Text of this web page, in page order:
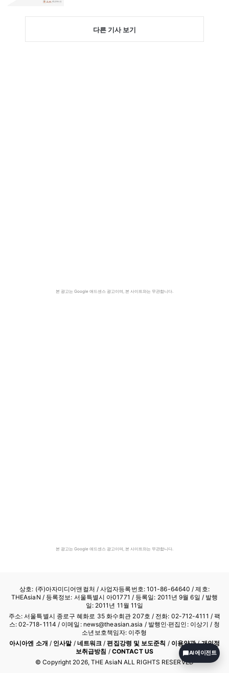
다른 기사 보기
본 광고는 Google 애드센스 광고이며, 본 사이트와는 무관합니다.
본 광고는 Google 애드센스 광고이며, 본 사이트와는 무관합니다.
상호: (주)아자미디어앤컬처 /사업자등록번호: 101-86-64640 / 제호:
THEAsiaN / 등록정보: 서울특별시 아01771 / 등록일: 2011년 9월 6일 / 발행
일: 2011년 11월 11일
주소: 서울특별시 종로구 혜화로 35 화수회관 207호 / 전화: 02-712-4111 / 팩
스: 02-718-1114 / 이메일: news@theasian.asia / 발행인·편집인: 이상기 / 청
소년보호책임자: 이주형
아시아엔 소개 / 인사말/ 네트워크 /편집강령 및 보도준칙 / 이용약관/개인정
보취급방침 / CONTACT US
© Copyright 2026, THE AsiaN ALL RIGHTS RESERVED
AI 에이전트